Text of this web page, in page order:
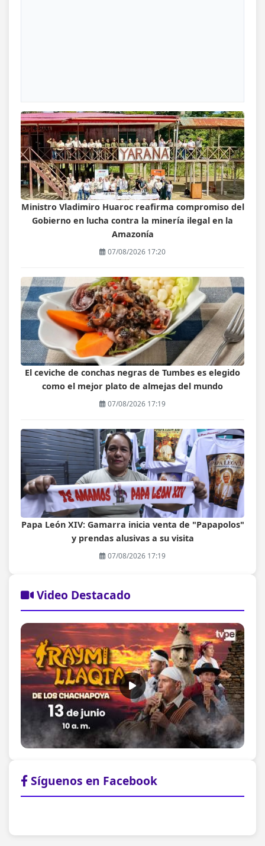
Ministro Vladimiro Huaroc reafirma compromiso del
Gobierno en lucha contra la minería ilegal en la
Amazonía
07/08/2026 17:20
El ceviche de conchas negras de Tumbes es elegido
como el mejor plato de almejas del mundo
07/08/2026 17:19
Papa León XIV: Gamarra inicia venta de "Papapolos"
y prendas alusivas a su visita
07/08/2026 17:19
Video Destacado
Síguenos en Facebook